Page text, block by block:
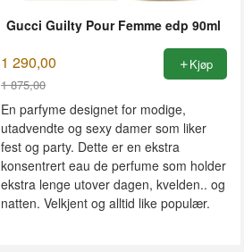
Gucci Guilty Pour Femme edp 90ml
1 290,00
1 875,00
Rabatt
Kjøp
En parfyme designet for modige,
utadvendte og sexy damer som liker
fest og party. Dette er en ekstra
konsentrert eau de perfume som holder
ekstra lenge utover dagen, kvelden.. og
natten. Velkjent og alltid like populær.